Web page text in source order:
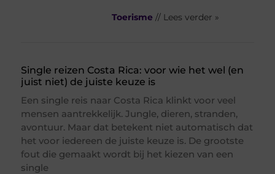
Toerisme // Lees verder »
Single reizen Costa Rica: voor wie het wel (en
juist niet) de juiste keuze is
Een single reis naar Costa Rica klinkt voor veel
mensen aantrekkelijk. Jungle, dieren, stranden,
avontuur. Maar dat betekent niet automatisch dat
het voor iedereen de juiste keuze is. De grootste
fout die gemaakt wordt bij het kiezen van een
single